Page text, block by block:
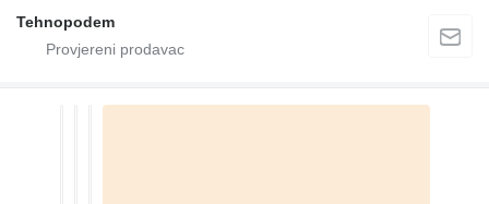
Tehnopodem